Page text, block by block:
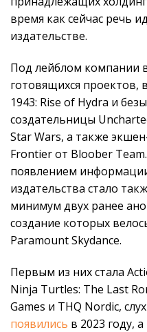
время как сейчас речь
издательстве.
Под лейблом компании
готовящихся проектов,
1943: Rise of Hydra и
создательницы
Star Wars, а также
Frontier от Bloober
появлением
издательства стало
минимум двух ранее
создание которых
Paramount Skydance.
Первым из них стала
Ninja Turtles: The Last
Games и THQ Nordic,
появились в 2023 году,